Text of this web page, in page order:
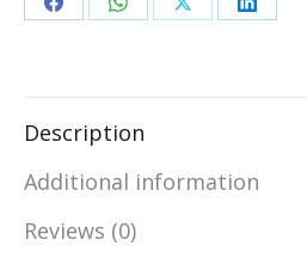
Share Share Share Share
Description
Additional information
Reviews (0)